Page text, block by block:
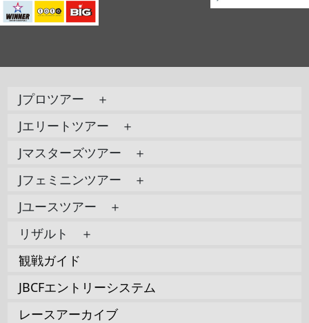
Jプロツアー ＋
Jエリートツアー ＋
Jマスターズツアー ＋
Jフェミニンツアー ＋
Jユースツアー ＋
リザルト ＋
観戦ガイド
JBCFエントリーシステム
レースアーカイブ